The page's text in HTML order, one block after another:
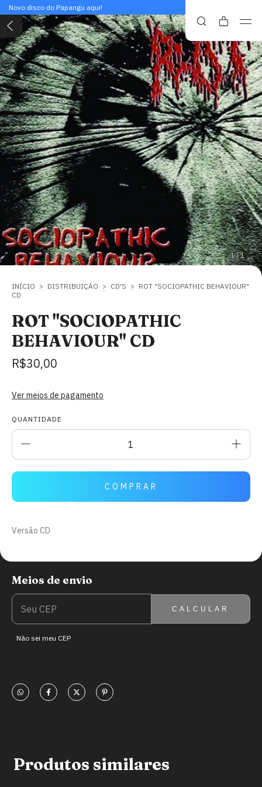
Novo disco do Papangu aqui!
1/1
INÍCIO > DISTRIBUIÇÃO > CD'S > ROT "SOCIOPATHIC BEHAVIOUR"
CD
ROT "SOCIOPATHIC
BEHAVIOUR" CD
R$30,00
Ver meios de pagamento
QUANTIDADE
Versão CD
ENTREGAS PARA O CEP:
Meios de envio
CALCULAR
Não sei meu CEP
Produtos similares